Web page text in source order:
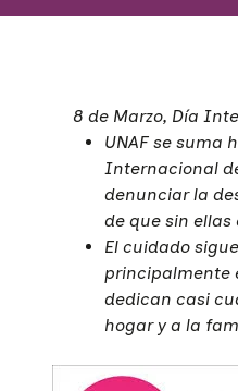
8 de Marzo, Día
UNAF se suma
Internacional
denunciar la
de que sin
El cuidado
principalmente
dedican casi
hogar y a la